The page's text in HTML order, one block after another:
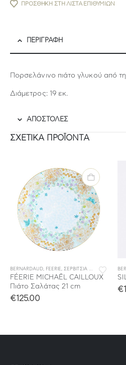
ΠΡΟΣΘΉΚΗ ΣΤΗ ΛΊΣΤΑ ΕΠΙΘΥΜΙΏΝ
ΠΕΡΙΓΡΑΦΉ
Πορσελάνινο πιάτο γλυκού από
Διάμετρος: 19 εκ.
ΑΠΟΣΤΟΛΕΣ
ΣΧΕΤΙΚΆ ΠΡΟΪΌΝΤΑ
,ΣΕΡΒΙΤΣΙΑ ΦΑΓΗΤΟΥ
BERNARDAUD, FEERIE, ΣΕΡΒΙΤΣΙΑ ΠΟΡΣΕΛΑΝΗΣ ,
FÉERIE MICHAËL CAILLOUX
Πιάτο Σαλάτας 21 cm
€125.00
€